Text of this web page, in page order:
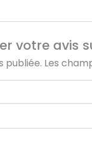
votre avis
publiée. Les